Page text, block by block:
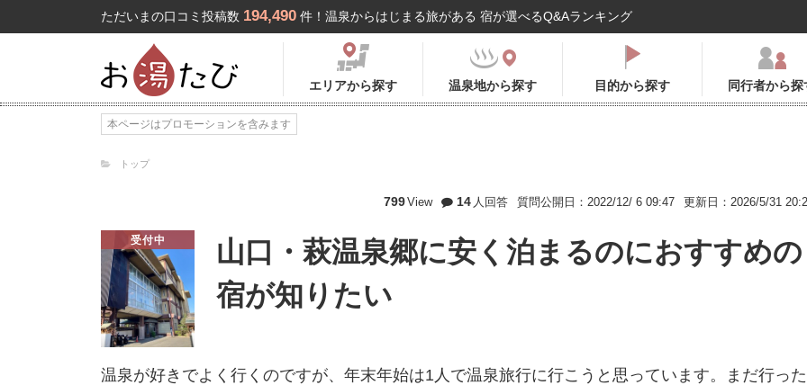
ただいまの口コミ投稿数 194,490 件！温泉からはじまる旅がある 宿が選べるQ&Aランキング
エリアから探す 温泉地から探す 目的から探す 同行者から探
本ページはプロモーションを含みます
トップ
799View 14 人回答 質問公開日：2022/12/ 6 09:47 更新日：2026/5/31
受付中
山口・萩温泉郷に安く泊まるのにおすすめの
宿が知りたい
温泉が好きでよく行くのですが、年末年始は1人で温泉旅行に行こうと思っています。まだ行った